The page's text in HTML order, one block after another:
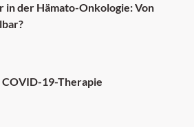
in der Hämato-Onkologie: Von
19-Therapie